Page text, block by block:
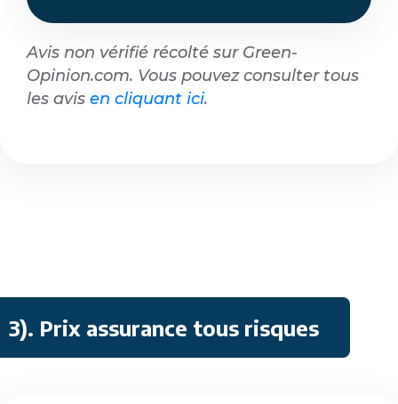
Avis non vérifié récolté sur Green-
Opinion.com. Vous pouvez consulter tous
les avis en cliquant ici.
3). Prix assurance tous risques